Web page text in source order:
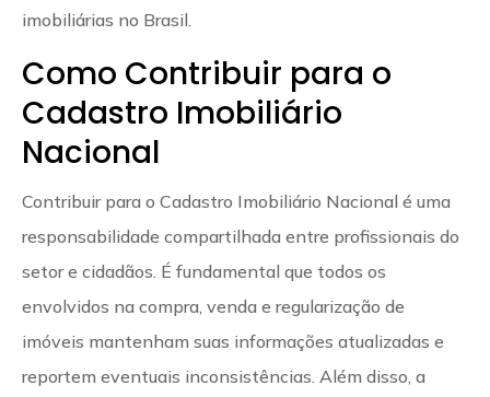
imobiliárias no Brasil.
Como Contribuir para o
Cadastro Imobiliário
Nacional
Contribuir para o Cadastro Imobiliário Nacional é uma
responsabilidade compartilhada entre profissionais do
setor e cidadãos. É fundamental que todos os
envolvidos na compra, venda e regularização de
imóveis mantenham suas informações atualizadas e
reportem eventuais inconsistências. Além disso, a